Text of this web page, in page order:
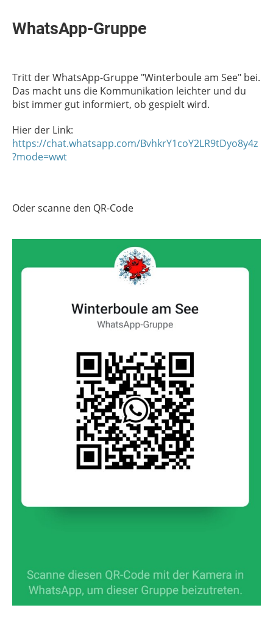
WhatsApp-Gruppe
Tritt der WhatsApp-Gruppe "Winterboule am See" bei.
Das macht uns die Kommunikation leichter und du
bist immer gut informiert, ob gespielt wird.
Hier der Link:
https://chat.whatsapp.com/BvhkrY1coY2LR9tDyo8y4z
?mode=wwt
Oder scanne den QR-Code